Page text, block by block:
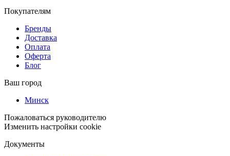
Покупателям
Бренды
Доставка
Оплата
Оферта
Блог
Ваш город
Минск
Пожаловаться руководителю
Изменить настройки cookie
Документы